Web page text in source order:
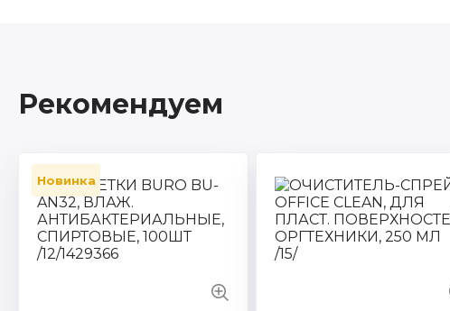
Рекомендуем
Новинка
Артикул: BU-AN32
Торговая марка: Buro
Смотреть все характеристики